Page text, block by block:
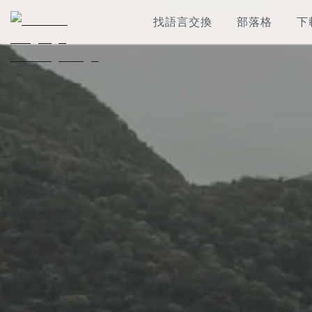
找語言交換 部落格 下